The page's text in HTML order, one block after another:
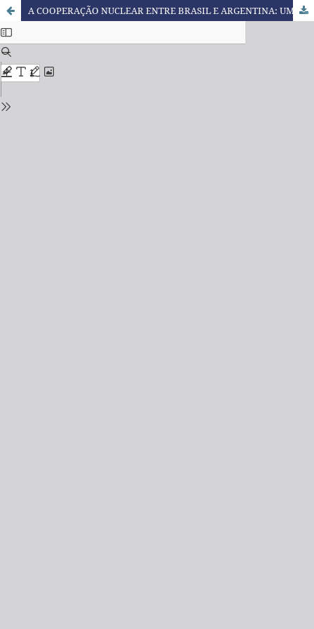
A COOPERAÇÃO NUCLEAR ENTRE BRASIL E ARGENTINA: UMA CONTRIBUIÇÃO À CONSTRUÇÃO DE CONFIANÇA NAS RELAÇÕES BILATERAIS